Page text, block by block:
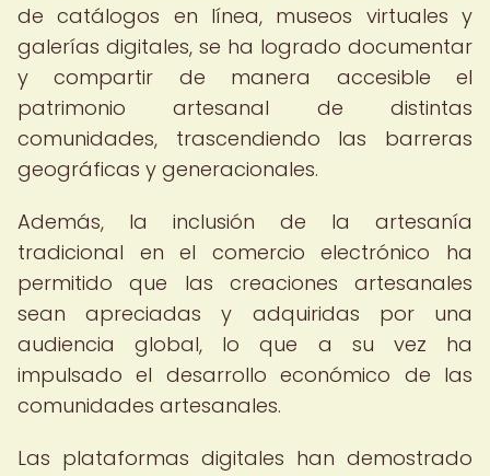
de catálogos en línea, museos virtuales y
galerías digitales, se ha logrado documentar
y compartir de manera accesible el
patrimonio artesanal de distintas
comunidades, trascendiendo las barreras
geográficas y generacionales.
Además, la inclusión de la artesanía
tradicional en el comercio electrónico ha
permitido que las creaciones artesanales
sean apreciadas y adquiridas por una
audiencia global, lo que a su vez ha
impulsado el desarrollo económico de las
comunidades artesanales.
Las plataformas digitales han demostrado